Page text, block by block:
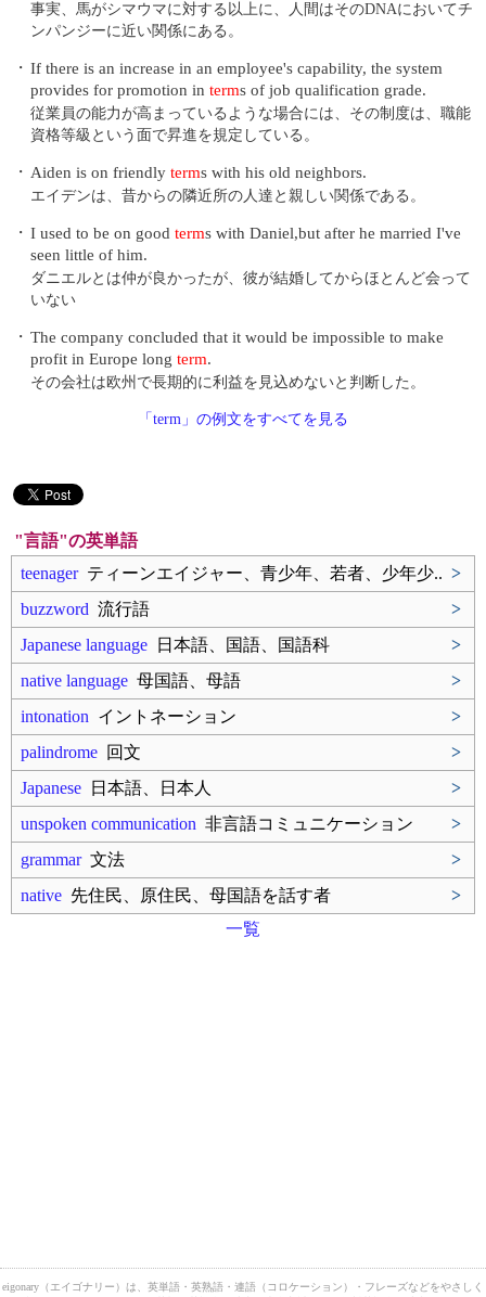
事実、馬がシマウマに対する以上に、人間はそのDNAにおいてチ
ンパンジーに近い関係にある。
・ If there is an increase in an employee's capability, the system
provides for promotion in terms of job qualification grade.
従業員の能力が高まっているような場合には、その制度は、職能
資格等級という面で昇進を規定している。
・ Aiden is on friendly terms with his old neighbors.
エイデンは、昔からの隣近所の人達と親しい関係である。
・ I used to be on good terms with Daniel,but after he married I've
seen little of him.
ダニエルとは仲が良かったが、彼が結婚してからほとんど会って
いない
・ The company concluded that it would be impossible to make
profit in Europe long term.
その会社は欧州で長期的に利益を見込めないと判断した。
「term」の例文をすべてを見る
"言語"の英単語
teenagerティーンエイジャー、青少年、若者、少年少.. >
buzzword 流行語
>
Japanese language 日本語、国語、国語科
>
native language 母国語、母語
>
intonation イントネーション
>
palindrome 回文
>
Japanese 日本語、日本人
>
unspoken communication 非言語コミュニケーション
>
grammar文法
>
native 先住民、原住民、母国語を話す者
>
一覧
eigonary（エイゴナリー）は、英単語・英熟語・連語（コロケーション）・フレーズなどをやさしく